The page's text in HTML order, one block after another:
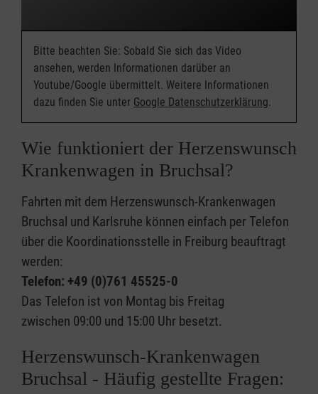
Bitte beachten Sie: Sobald Sie sich das Video
ansehen, werden Informationen darüber an
Youtube/Google übermittelt. Weitere Informationen
dazu finden Sie unter Google Datenschutzerklärung.
Wie funktioniert der Herzenswunsch
Krankenwagen in Bruchsal?
Fahrten mit dem Herzenswunsch-Krankenwagen
Bruchsal und Karlsruhe können einfach per Telefon
über die Koordinationsstelle in Freiburg beauftragt
werden:
Telefon: +49 (0)761 45525-0
Das Telefon ist von Montag bis Freitag
zwischen 09:00 und 15:00 Uhr besetzt.
Herzenswunsch-Krankenwagen
Bruchsal - Häufig gestellte Fragen: